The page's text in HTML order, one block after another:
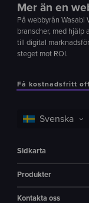
Mer än en
På webbyrån
branscher, med
till digital
steget mot ROI.
Få kostnadsfritt
Sidkarta
Produkter
Kontakta oss